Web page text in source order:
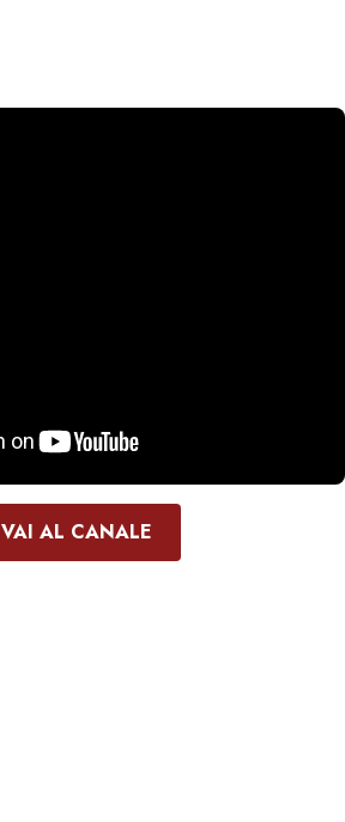
VAI AL CANALE